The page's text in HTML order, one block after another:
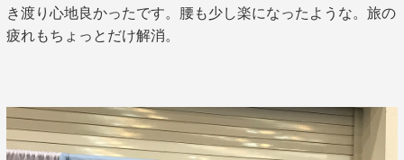
き渡り心地良かったです。腰も少し楽になったような。旅の
疲れもちょっとだけ解消。